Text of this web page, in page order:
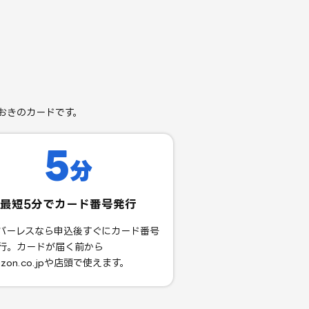
のカードです。
5分
最短5分でカード番号発行
ーレスなら申込後すぐにカード番号
。カードが届く前から
や店頭で使えます。